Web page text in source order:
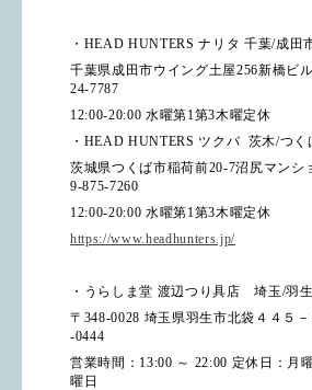
・ HEAD HUNTERSナリタ 千葉/成田
千葉県成田市ウイング土屋256新橋ビル
24-7787
12:00-20:00 水曜第1第3木曜定休
・ HEAD HUNTERS ツクバ 茨木/つく
茨城県つくば市稲荷前20-7沼尻マンシ
9-875-7260
12:00-20:00 水曜第1第3木曜定休
https://www.headhunters.jp/
・うらしま堂 渡辺つり具店 埼玉/羽生
〒 348-0028 埼玉県羽生市北袋４４５
-0444
営業時間： 13:00 ～ 22:00 定休日：月
曜日